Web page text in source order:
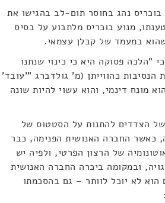
נהג בחוסר תום-לב בהגישו את
מנוע בוכריס מלתבוע על בסיס
במעמד של קבלן עצמאי.
"הלכה פסוקה היא כי כינוי שנתנו
הנסיבות כהווייתן (מ' גולדברג "'עובד'
אדם כעובד הוא מונח דינמי, והוא עשוי להיות שונה
הצדדים להתנות על הסטטוס של
כאשר החברה האנושית הפנימה, כבר
של הרצון הפרטי, ולפיה יש
ובמקומה ביכרה החברה האנושית
הוא לא יוכל לוותר – גם בהסכמתו